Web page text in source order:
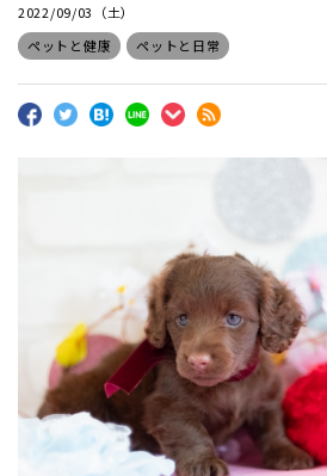
2022/09/03（土）
ペットと健康
ペットと日常